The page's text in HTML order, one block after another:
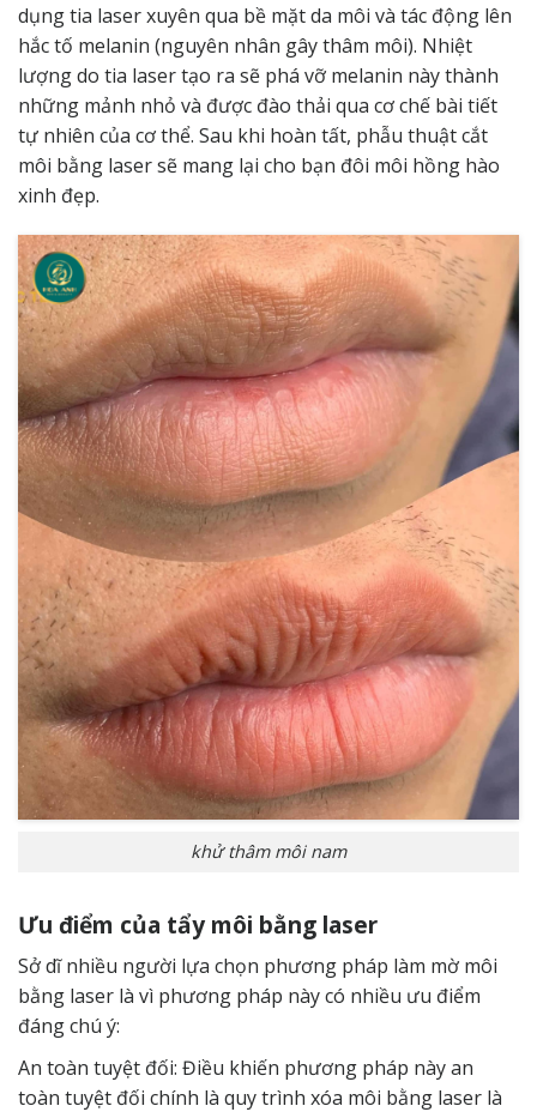
dụng tia laser xuyên qua bề mặt da môi và tác động lên
hắc tố melanin (nguyên nhân gây thâm môi). Nhiệt
lượng do tia laser tạo ra sẽ phá vỡ melanin này thành
những mảnh nhỏ và được đào thải qua cơ chế bài tiết
tự nhiên của cơ thể. Sau khi hoàn tất, phẫu thuật cắt
môi bằng laser sẽ mang lại cho bạn đôi môi hồng hào
xinh đẹp.
khử thâm môi nam
Ưu điểm của tẩy môi bằng laser
Sở dĩ nhiều người lựa chọn phương pháp làm mờ môi
bằng laser là vì phương pháp này có nhiều ưu điểm
đáng chú ý:
An toàn tuyệt đối: Điều khiến phương pháp này an
toàn tuyệt đối chính là quy trình xóa môi bằng laser là